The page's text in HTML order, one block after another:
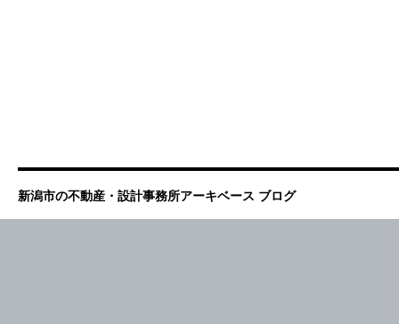
新潟市の不動産・設計事務所アーキベース ブログ